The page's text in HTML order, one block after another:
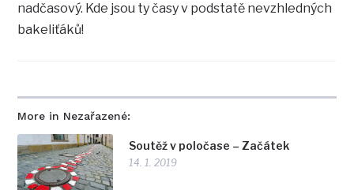
More in Nezařazené:
Soutěž v poločase – Začátek
14. 1. 2019
nadčasový. Kde jsou ty časy v podstatě nevzhledných
bakeliťáků!